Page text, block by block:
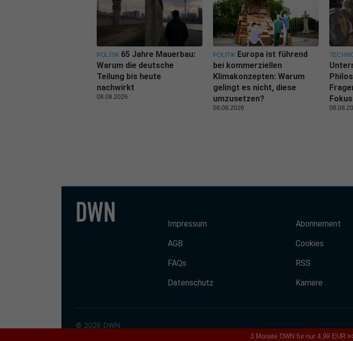
POLITIK 65 Jahre Mauerbau:
Warum die deutsche
Teilung bis heute
nachwirkt
08.08.2026
POLITIK Europa ist führend
bei kommerziellen
Klimakonzepten: Warum
gelingt es nicht, diese
umzusetzen?
08.08.2026
Fokus
Impressum
AGB
FAQs
Datenschutz
Abonnement
Cookies
RSS
Karriere
© 2026 DWN
3 Monate DWN für nur 4,99 EUR